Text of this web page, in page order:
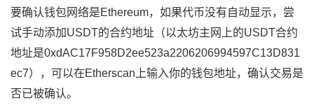
要确认钱包网络是Ethereum，如果代币没有自动显示，尝
试手动添加USDT的合约地址（以太坊主网上的USDT合约
地址是0xdAC17F958D2ee523a2206206994597C13D831
ec7），可以在Etherscan上输入你的钱包地址，确认交易是
否已被确认。